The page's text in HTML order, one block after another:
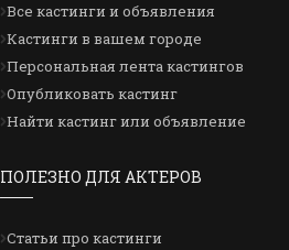
Все кастинги и объявления
Кастинги в вашем городе
Персональная лента кастингов
Опубликовать кастинг
Найти кастинг или объявление
ПОЛЕЗНО ДЛЯ АКТЕРОВ
Статьи про кастинги